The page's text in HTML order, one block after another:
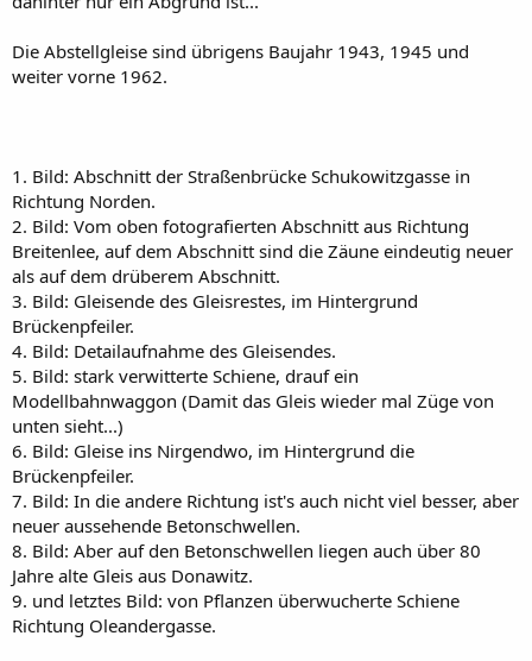
Die Abstellgleise sind übrigens Baujahr 1943, 1945 und
weiter vorne 1962.
1. Bild: Abschnitt der Straßenbrücke Schukowitzgasse in
Richtung Norden.
2. Bild: Vom oben fotografierten Abschnitt aus Richtung
Breitenlee, auf dem Abschnitt sind die Zäune eindeutig neuer
als auf dem drüberem Abschnitt.
3. Bild: Gleisende des Gleisrestes, im Hintergrund
Brückenpfeiler.
4. Bild: Detailaufnahme des Gleisendes.
5. Bild: stark verwitterte Schiene, drauf ein
Modellbahnwaggon (Damit das Gleis wieder mal Züge von
unten sieht...)
6. Bild: Gleise ins Nirgendwo, im Hintergrund die
Brückenpfeiler.
7. Bild: In die andere Richtung ist's auch nicht viel besser, aber
neuer aussehende Betonschwellen.
8. Bild: Aber auf den Betonschwellen liegen auch über 80
Jahre alte Gleis aus Donawitz.
9. und letztes Bild: von Pflanzen überwucherte Schiene
Richtung Oleandergasse.